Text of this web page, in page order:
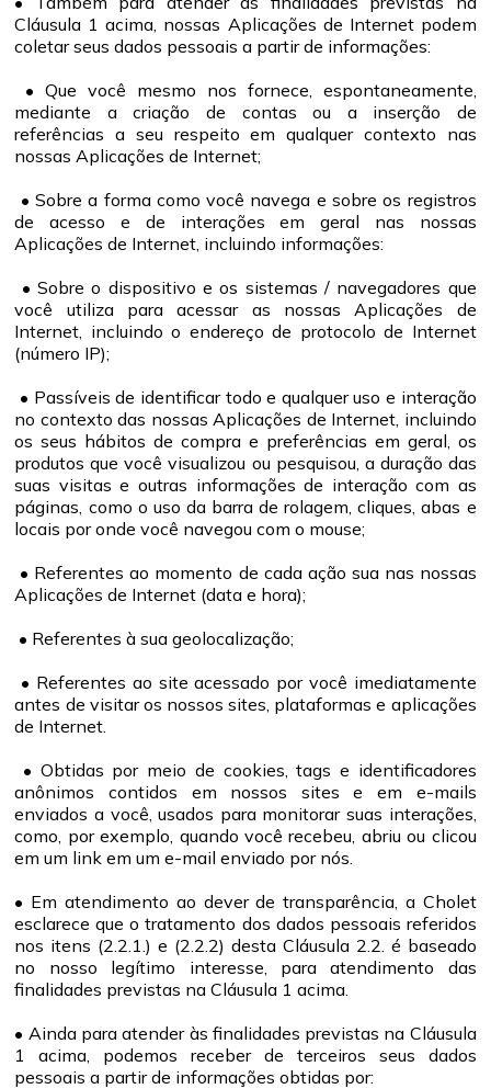
Cláusula 1 acima, nossas Aplicações de Internet podem
coletar seus dados pessoais a partir de informações:
• Que você mesmo nos fornece, espontaneamente,
mediante a criação de contas ou a inserção de
referências a seu respeito em qualquer contexto nas
nossas Aplicações de Internet;
• Sobre a forma como você navega e sobre os registros
de acesso e de interações em geral nas nossas
Aplicações de Internet, incluindo informações:
• Sobre o dispositivo e os sistemas / navegadores que
você utiliza para acessar as nossas Aplicações de
Internet, incluindo o endereço de protocolo de Internet
(número IP);
• Passíveis de identificar todo e qualquer uso e interação
no contexto das nossas Aplicações de Internet, incluindo
os seus hábitos de compra e preferências em geral, os
produtos que você visualizou ou pesquisou, a duração das
suas visitas e outras informações de interação com as
páginas, como o uso da barra de rolagem, cliques, abas e
locais por onde você navegou com o mouse;
• Referentes ao momento de cada ação sua nas nossas
Aplicações de Internet (data e hora);
• Referentes à sua geolocalização;
• Referentes ao site acessado por você imediatamente
antes de visitar os nossos sites, plataformas e aplicações
de Internet.
• Obtidas por meio de cookies, tags e identificadores
anônimos contidos em nossos sites e em e-mails
enviados a você, usados para monitorar suas interações,
como, por exemplo, quando você recebeu, abriu ou clicou
em um link em um e-mail enviado por nós.
• Em atendimento ao dever de transparência, a Cholet
esclarece que o tratamento dos dados pessoais referidos
nos itens (2.2.1.) e (2.2.2) desta Cláusula 2.2. é baseado
no nosso legítimo interesse, para atendimento das
finalidades previstas na Cláusula 1 acima.
• Ainda para atender às finalidades previstas na Cláusula
1 acima, podemos receber de terceiros seus dados
pessoais a partir de informações obtidas por: